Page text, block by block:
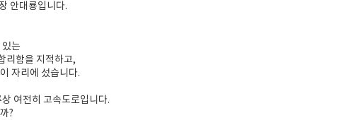
안대룡입니다.
는
리함을 지적하고,
자리에 섰습니다.
여전히 고속도로입니다.
?